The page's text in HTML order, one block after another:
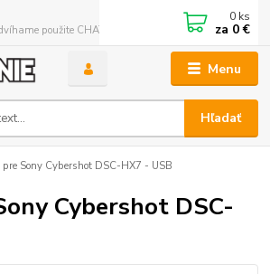
Menu
Hľadať
použite CHATBOX
0 ks
za 0 €
pre Sony Cybershot DSC-HX7 - USB
Cybershot DSC-